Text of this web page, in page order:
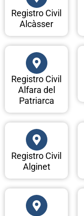
Registro Civil
Alcàsser
Registro Civil
Alfara del
Patriarca
Registro Civil
Alginet